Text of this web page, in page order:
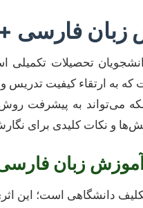
زبان فارسی
تحصیلات تکمیلی
به ارتقاء کیفیت تدریس
می‌تواند به پیشرفت
و نکات کلیدی برای
آموزش زبان
تکلیف دانشگاهی است؛